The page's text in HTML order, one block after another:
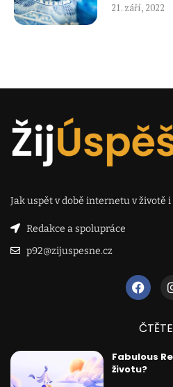
21. září, 2022
Jak uspět v době internetu v životě
Redakce a spolupráce
p92@zijuspesne.cz
ČTĚTE
Fabulous
životu?